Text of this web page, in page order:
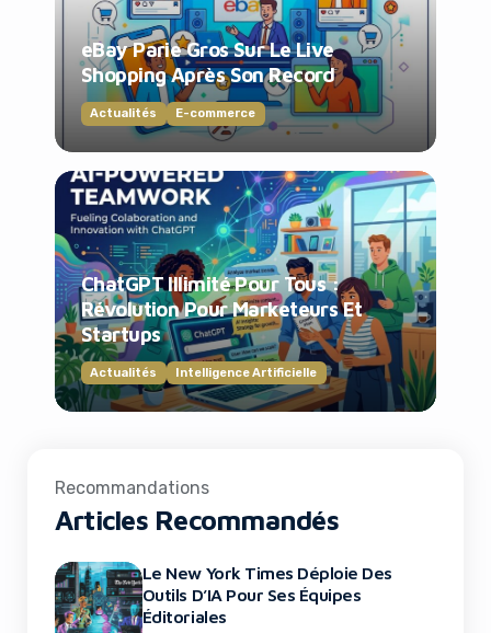
eBay Parie Gros Sur Le Live
Shopping Après Son Record
Actualités E-commerce
ChatGPT Illimité Pour Tous :
Révolution Pour Marketeurs Et
Startups
Actualités Intelligence Artificielle
Recommandations
Articles Recommandés
Le New York Times Déploie Des
Outils D’IA Pour Ses Équipes
Éditoriales